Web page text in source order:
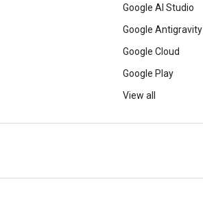
Google AI Studio
Google Antigravity
Google Cloud
Google Play
View all